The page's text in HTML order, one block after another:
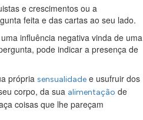
e crescimentos ou a
feita e das cartas ao seu lado.
influência negativa vinda de uma
pode indicar a presença de
própria sensualidade e usufruir dos
corpo, da sua alimentação de
coisas que lhe pareçam